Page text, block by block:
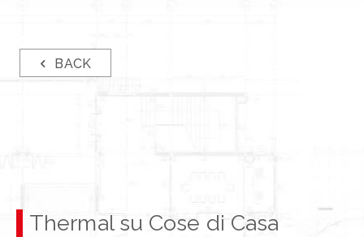
BACK
Thermal su Cose di Casa